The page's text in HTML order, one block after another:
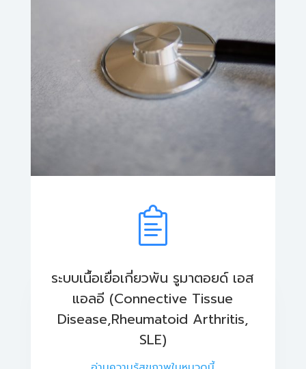
ระบบเนื้อเยื่อเกี่ยวพัน รูมาตอยด์ เอส
แอลอี (Connective Tissue
Disease,Rheumatoid Arthritis,
SLE)